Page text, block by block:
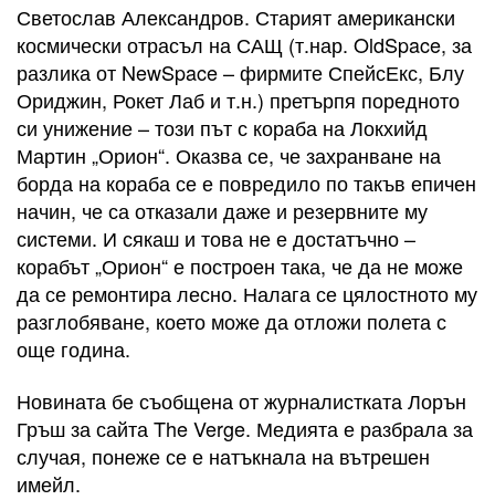
Светослав Александров. Старият американски
космически отрасъл на САЩ (т.нар. OldSpace, за
разлика от NewSpace – фирмите СпейсЕкс, Блу
Ориджин, Рокет Лаб и т.н.) претърпя поредното
си унижение – този път с кораба на Локхийд
Мартин „Орион“. Оказва се, че захранване на
борда на кораба се е повредило по такъв епичен
начин, че са отказали даже и резервните му
системи. И сякаш и това не е достатъчно –
корабът „Орион“ е построен така, че да не може
да се ремонтира лесно. Налага се цялостното му
разглобяване, което може да отложи полета с
още година.
Новината бе съобщена от журналистката Лорън
Гръш за сайта The Verge. Медията е разбрала за
случая, понеже се е натъкнала на вътрешен
имейл.